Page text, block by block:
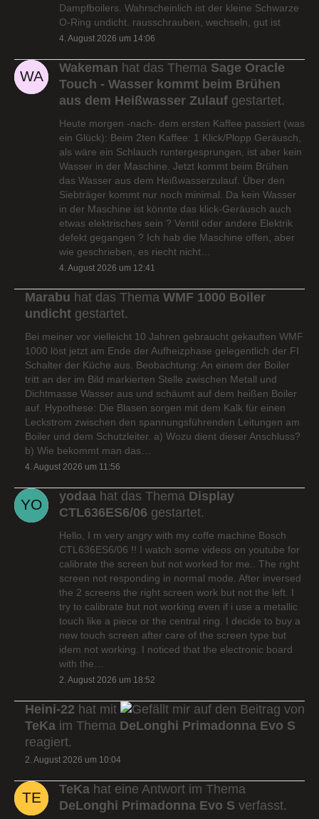
Dampfboilers. Wahrscheinlich ist der kleine Schwarze
O-Ring undicht. rausschrauben, wechseln, gut ist
4. August 2026 um 14:06
Wakeman hat das Thema Sage Oracle
Touch - Wasser kommt beim Brühen
aus dem Heißwasser Zulauf gestartet.
Heute morgen -nach- dem ersten Kaffee passiert (was
ein Glück): Beim 2ten Kaffee: 1 Klick/Plopp Geräusch,
als wäre ein Schlauch runtergesprungen, ist aber kein
Wasser in der Maschine. Jetzt kommt beim Brühen
das Wasser aus dem Heißwasserzulauf. Über den
Siebträger kommt nur noch minimal. Da kein Wasser
in der Maschine ist könnte das klick-Geräusch auch
etwas elektrisches sein ? Ventil oder andere Elektrik
defekt gegangen ? Ich hab die Maschine offen, aber
wie geschrieben, es riecht nicht…
4. August 2026 um 12:41
Marabu hat das Thema WMF 1000 Boiler
undicht gestartet.
Bei meiner vor vielleicht 10 Jahren gebraucht gekauften WMF
1000 löst jetzt am Ende der Aufheizphase gelegentlich der FI
Schalter der Küche aus. Beobachtung: An einem der Boiler
tritt an der im Bild markierten Stelle zwischen Metall und
Dichtmasse Wasser aus und schäumt auf dem heißen Boiler
auf. Hypothese: Die Blasen sorgen mit dem Kalk für einen
Leckstrom zwischen den spannungsführenden Leitungen am
Boiler und dem Schutzleiter. a) Wozu dient dieser Anschluss?
b) Wie bekommt man das…
4. August 2026 um 11:56
yodaa hat das Thema Display
CTL636ES6/06 gestartet.
Hello, I m very angry with my coffe machine Bosch
CTL636ES6/06 !! I watch some videos on youtube for
calibrate the screen but not worked for me.. The right
screen not responding in normal mode. After inversed
the 2 screens the right screen work but not the left. I
try to calibrate but not working even if i use a metallic
touch like a piece or the central ring. I decide to buy a
new touch screen after care of the screen type but
idem not working. I noticed that the electronic board
with the…
2. August 2026 um 18:52
Heini-22 hat mit
auf den Beitrag von
TeKa im Thema DeLonghi Primadonna Evo S
reagiert.
2. August 2026 um 10:04
TeKa hat eine Antwort im Thema
DeLonghi Primadonna Evo S verfasst.